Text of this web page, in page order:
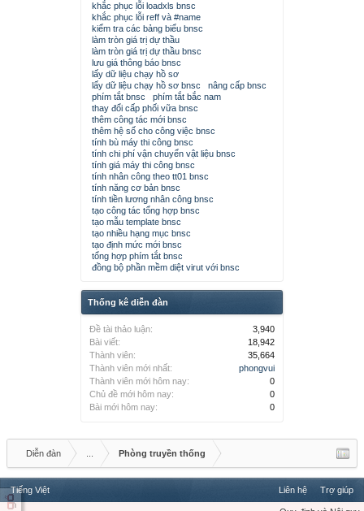
khắc phục lỗi loadxls bnsc
khắc phục lỗi reff và #name
kiểm tra các bảng biểu bnsc
làm tròn giá trị dự thầu
làm tròn giá trị dự thầu bnsc
lưu giá thông báo bnsc
lấy dữ liệu chạy hồ sơ
lấy dữ liệu chạy hồ sơ bnsc
nâng cấp bnsc
phím tắt bnsc
phím tắt bắc nam
thay đổi cấp phối vữa bnsc
thêm công tác mới bnsc
thêm hệ số cho công việc bnsc
tính bù máy thi công bnsc
tính chi phí vận chuyển vật liệu bnsc
tính giá máy thi công bnsc
tính nhân công theo tt01 bnsc
tính năng cơ bản bnsc
tính tiền lương nhân công bnsc
tạo công tác tổng hợp bnsc
tạo mẫu template bnsc
tạo nhiều hạng mục bnsc
tạo định mức mới bnsc
tổng hợp phím tắt bnsc
đồng bộ phần mềm diệt virut với bnsc
Thống kê diễn đàn
Đề tài thảo luận:
3,940
Bài viết:
18,942
Thành viên:
35,664
Thành viên mới nhất:
phongvui
Thành viên mới hôm nay:
0
Chủ đề mới hôm nay:
0
Bài mới hôm nay:
0
Diễn đàn Phòng truyền thống
Tiếng Việt Liên hệ Trợ giúp